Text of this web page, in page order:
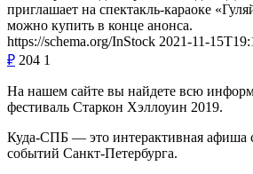
приглашает на спектакль-караоке
можно купить в конце анонса.
https://schema.org/InStock 2021-11-
₽ 204 1
На нашем сайте вы найдете всю
фестиваль Старкон Хэллоуин 2019.
Куда-СПБ — это интерактивная афиша
событий Санкт-Петербурга.